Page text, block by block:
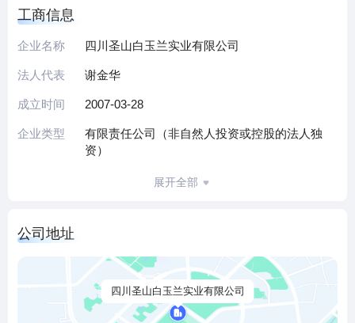
工商信息
企业名称 四川圣山白玉兰实业有限公司
法人代表 谢金华
成立时间 2007-03-28
企业类型
有限责任公司（非自然人投资或控股的法人独
资）
展开全部
公司地址
四川圣山白玉兰实业有限公司